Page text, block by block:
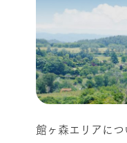
館ヶ森エリアにつ